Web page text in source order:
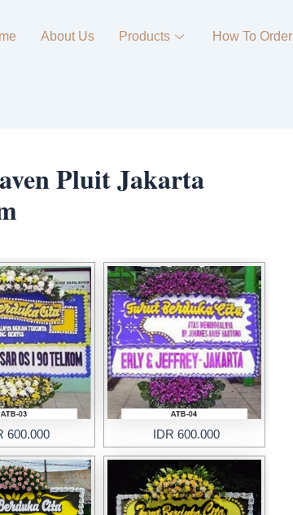
About Us Products How To Order
Pluit Jakarta
600.000 IDR 600.000